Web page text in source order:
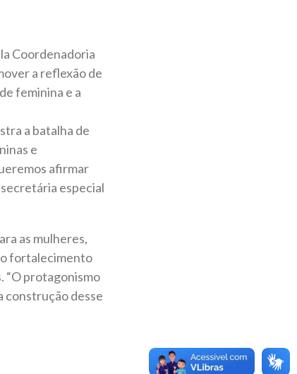
Coordenadoria
a reflexão de
feminina e a
a batalha de
e
afirmar
especial
as mulheres,
o fortalecimento
“O protagonismo
construção desse